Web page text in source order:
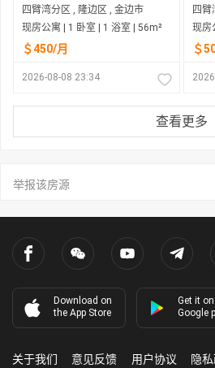
四臂湾分区 , 隆边区 , 金边市
现房公寓 | 1 卧室 | 1 浴室 | 56m²
＄450/月
2026-08-08 23:34
四臂
现房
＄
查看更多
举报该房源
Download on
the App Store
Get it on
Google
关于我们 意见反馈 用户协议 隐